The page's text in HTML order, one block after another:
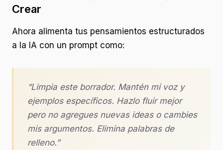
Crear
Ahora alimenta tus pensamientos estructurados
a la IA con un prompt como:
“Limpia este borrador. Mantén mi voz y
ejemplos específicos. Hazlo fluir mejor
pero no agregues nuevas ideas o cambies
mis argumentos. Elimina palabras de
relleno.”